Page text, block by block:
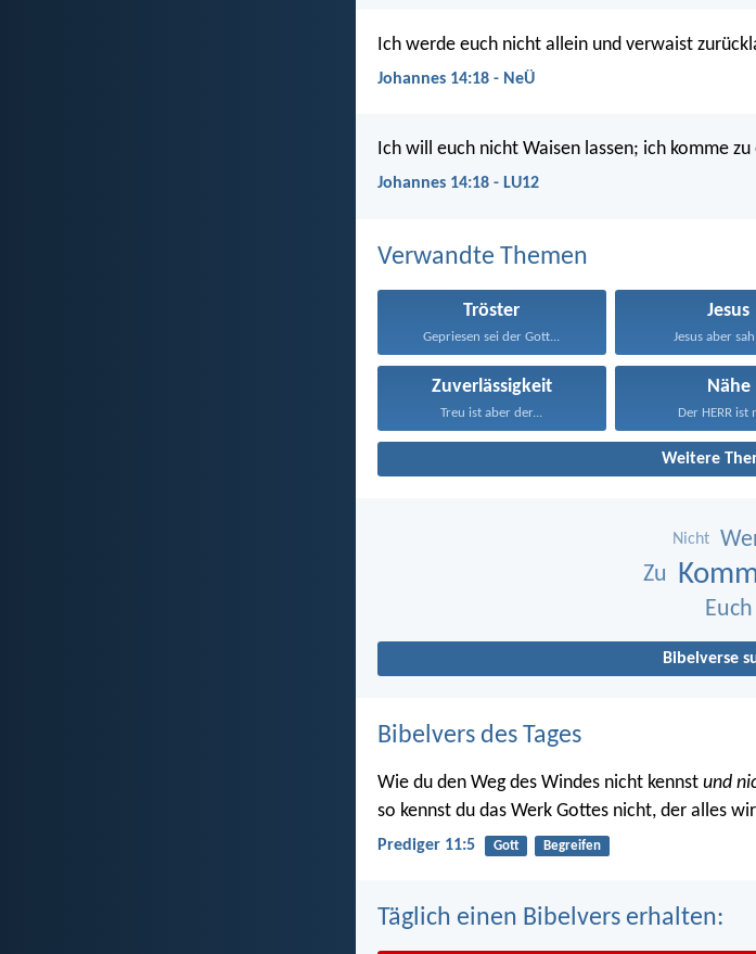
Ich werde euch nicht allein und verwaist
Johannes 14:18 - NeÜ
Ich will euch nicht Waisen lassen; ich komme zu
Johannes 14:18 - LU12
Verwandte Themen
Tröster
Gepriesen sei der Gott...
Jesus
Jesus aber
Zuverlässigkeit
Treu ist aber der...
Nähe
Der HERR ist
Weitere
Nicht
Zu
Euch
Bibelverse
Bibelvers des Tages
Wie du den Weg des Windes nicht kennst und
so kennst du das Werk Gottes nicht, der alles
Prediger 11:5 Gott Begreifen
Täglich einen Bibelvers erhalten: